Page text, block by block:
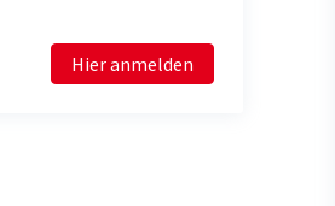
Hier anmelden